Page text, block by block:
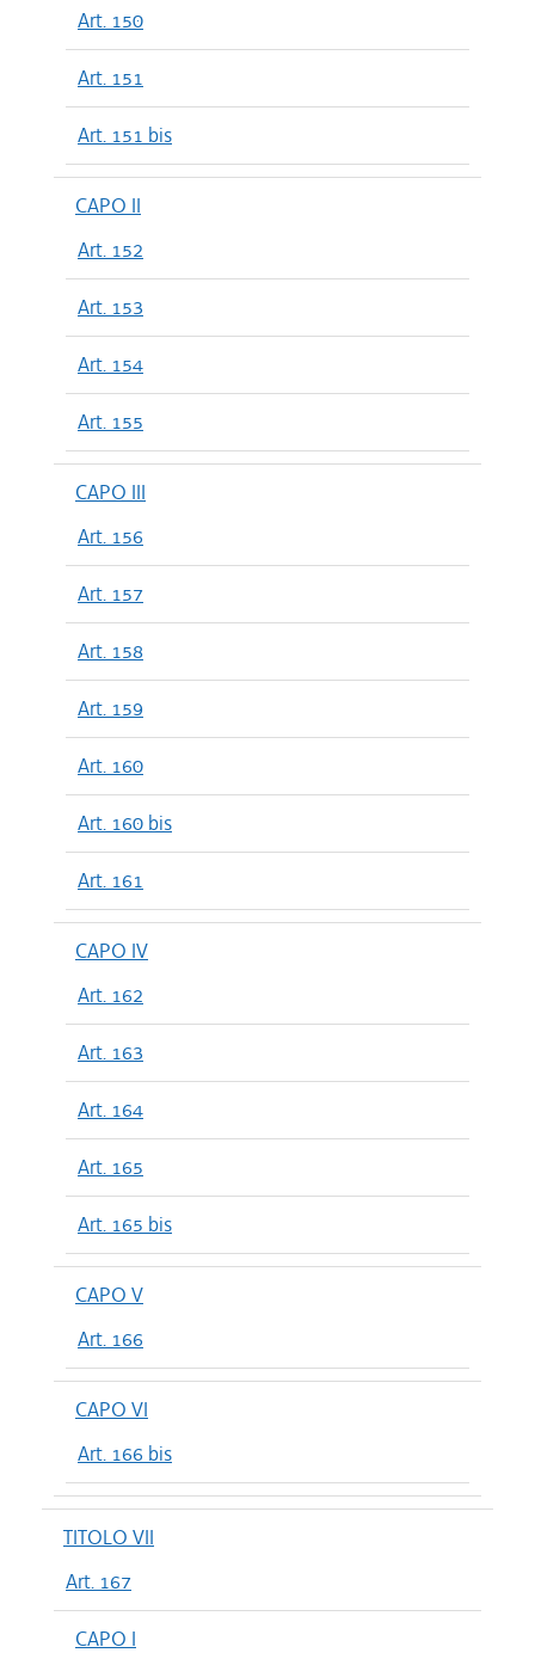
Art. 150
Art. 151
Art. 151 bis
CAPO II
Art. 152
Art. 153
Art. 154
Art. 155
CAPO III
Art. 156
Art. 157
Art. 158
Art. 159
Art. 160
Art. 160 bis
Art. 161
CAPO IV
Art. 162
Art. 163
Art. 164
Art. 165
Art. 165 bis
CAPO V
Art. 166
CAPO VI
Art. 166 bis
TITOLO VII
Art. 167
CAPO I